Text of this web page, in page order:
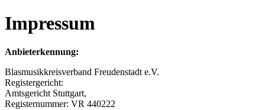
Impressum
Anbieterkennung:
Blasmusikkreisverband Freudenstadt e.V.
Registergericht:
Amtsgericht Stuttgart,
Registernummer: VR 440222